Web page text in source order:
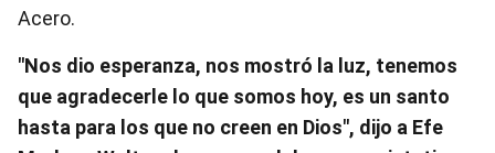
Acero.
"Nos dio esperanza, nos mostró la luz, tenemos
que agradecerle lo que somos hoy, es un santo
hasta para los que no creen en Dios", dijo a Efe